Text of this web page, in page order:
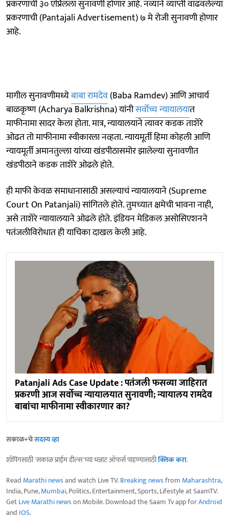
प्रकरणाची ३० एप्रिलला सुनावणी होणार आहे. नव्याने व्याप्ती वाढवलेल्या
प्रकरणाची (Pantajali Advertisement) ७ मे रोजी सुनावणी होणार
आहे.
मागील सुनावणीमध्येबाबा रामदेव(Baba Ramdev) आणि आचार्य
बाळकृष्ण (Acharya Balkrishna) यांनीसर्वोच्च न्यायालयात
माफीनामा सादर केला होता. मात्र, न्यायालयाने त्यावर कडक ताशेरे
ओढत तो माफीनामा स्वीकारला नव्हता. न्यायमूर्ती हिमा कोहली आणि
न्यायमूर्ती अमानतुल्ला यांच्या खंडपीठासमोर झालेल्या सुनावणीत
खंडपीठाने कडक ताशेरे ओढले होते.
ही माफी केवळ समाधानासाठी असल्याचं न्यायालयाने (Supreme
Court On Patanjali) सांगितले होते. तुमच्यात क्षमेची भावना नाही,
असे ताशेरे न्यायालयाने ओढले होते. इंडियन मेडिकल असोसिएशनने
पतंजलीविरोधात ही याचिका दाखल केली आहे.
Patanjali Ads Case Update : पतंजली फसव्या जाहिरात
प्रकरणी आज सर्वोच्च न्यायालयात सुनावणी; न्यायालय रामदेव
बाबांचा माफीनामा स्वीकारणार का?
सकाळ+चेसदस्य व्हा
शॉपिंगसाठी 'सकाळ प्राईम डील्स'च्या भन्नाट ऑफर्स पाहण्यासाठीक्लिक करा.
Read Marathi newsand watch Live TV.Breaking newsfrom Maharashtra,
India, Pune,Mumbai, Politics, Entertainment, Sports, Lifestyle at SaamTV.
GetLive Marathi newson Mobile. Download the Saam Tv app forAndroid
and IOS.